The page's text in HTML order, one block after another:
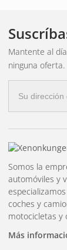
Mantente al
ninguna oferta.
electrónico
Somos la
automóviles y
coches y
motocicletas y
Más